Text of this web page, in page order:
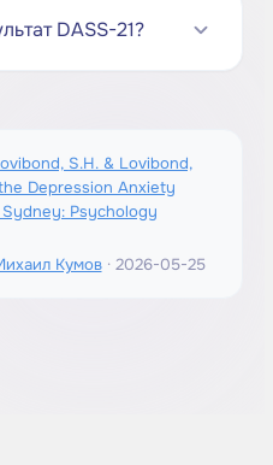
DASS-21?
S.H. & Lovibond,
Depression Anxiety
Psychology
Кумов· 2026-05-25